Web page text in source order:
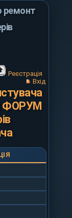
Реєстрація
Вхід
ФОРУМ